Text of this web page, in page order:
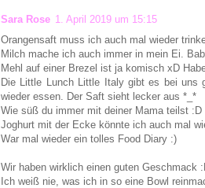
Sara Rose 1. April 2019 um 15:15
Orangensaft muss ich auch mal wieder
Milch mache ich auch immer in mein Ei.
Mehl auf einer Brezel ist ja komisch xD
Die Little Lunch Little Italy gibt es bei uns
wieder essen. Der Saft sieht lecker aus *_*
Wie süß du immer mit deiner Mama teilst :D
Joghurt mit der Ecke könnte ich auch mal
War mal wieder ein tolles Food Diary :)
Wir haben wirklich einen guten Geschmack
Ich weiß nie, was ich in so eine Bowl